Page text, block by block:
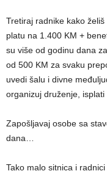
Tretiraj radnike kako
platu na 1.400 KM +
su više od godinu dana
od 500 KM za svaku
uvedi šalu i divne
organizuj druženje,
Zapošljavaj osobe sa
dana…
Tako malo sitnica i radnici